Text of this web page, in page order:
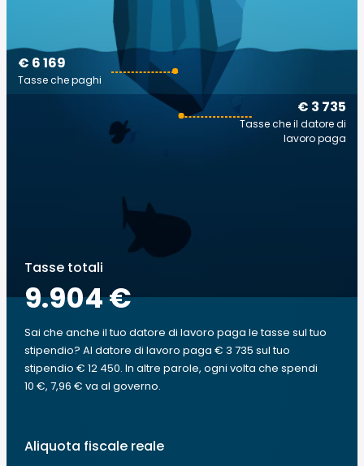
€ 3 735
Tasse che il datore di
lavoro paga
€ 6 169
Tasse che paghi
Tasse totali
9.904 €
Sai che anche il tuo datore di lavoro paga le tasse sul tuo
stipendio? Al datore di lavoro paga € 3 735 sul tuo
stipendio € 12 450. In altre parole, ogni volta che spendi
10 €, 7,96 € va al governo.
Aliquota fiscale reale